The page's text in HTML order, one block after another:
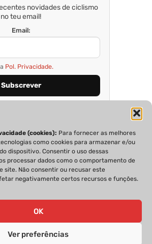
(cookies): Para fornecer as melhores
como cookies para armazenar e/ou
dispositivo. Consentir o uso dessas
processar dados como o comportamento de
site. Não consentir ou recusar este
negativamente certos recursos e funções.
OK
Ver preferências
novidades de ciclismo
no teu email!
Email:
Pol. Privacidade.
TÉCNICA
ESTATUTO EDITORIAL